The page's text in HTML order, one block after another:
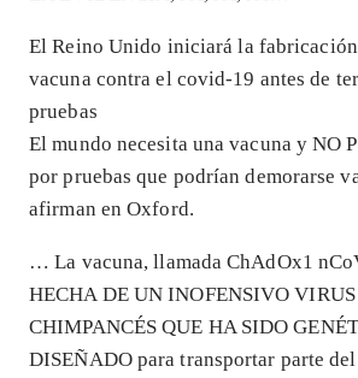
El Reino Unido iniciará la fabricación
vacuna contra el covid-19 antes de
pruebas
El mundo necesita una vacuna y NO
por pruebas que podrían demorarse
afirman en Oxford.
… La vacuna, llamada ChAdOx1
HECHA DE UN INOFENSIVO
CHIMPANCÉS QUE HA SIDO
DISEÑADO para transportar parte